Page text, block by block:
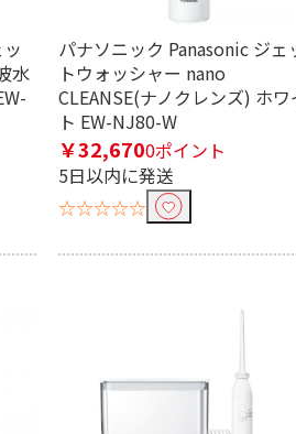
水
パナソニック Panasonic ジェ
トウォッシャー nano
CLEANSE(ナノクレンズ) ホワ
ト EW-NJ80-W
￥32,6700ポイント
5日以内に発送
☆☆☆☆☆
条件で絞り込む
を除外して検索します。
円